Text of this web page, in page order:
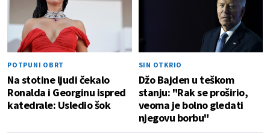
POTPUNI OBRT
Na stotine ljudi čekalo
Ronalda i Georginu ispred
katedrale: Usledio šok
SIN OTKRIO
Džo Bajden u teškom
stanju: "Rak se proširio,
veoma je bolno gledati
njegovu borbu"